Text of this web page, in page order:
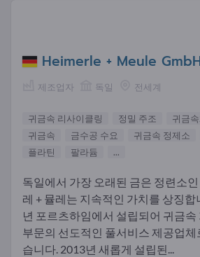
Heimerle + Meule
제조업자 독일 전세계
귀금속 리사이클링 정밀 주조
귀금
귀금속
금수공 수요 귀금속 정제소
플라틴
팔라듐 ...
독일에서 가장 오래된 금은 정련소
레 + 뮬레는 지속적인 가치를 상징합
년 포르츠하임에서 설립되어 귀금속
부문의 선도적인 풀서비스 제공업체
습니다. 2013년 새롭게 설립된...